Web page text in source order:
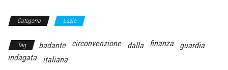
Categoria Lazio
Tag badante circonvenzione dalla finanza
guardia
indagata
italiana